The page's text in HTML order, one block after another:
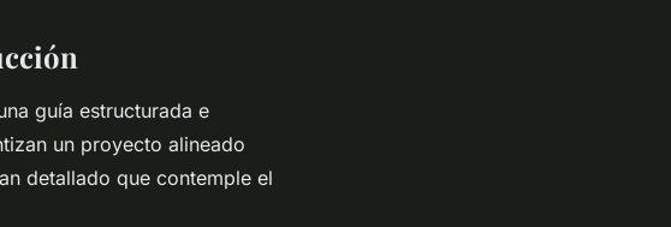
guía estructurada e
un proyecto alineado
detallado que contemple el